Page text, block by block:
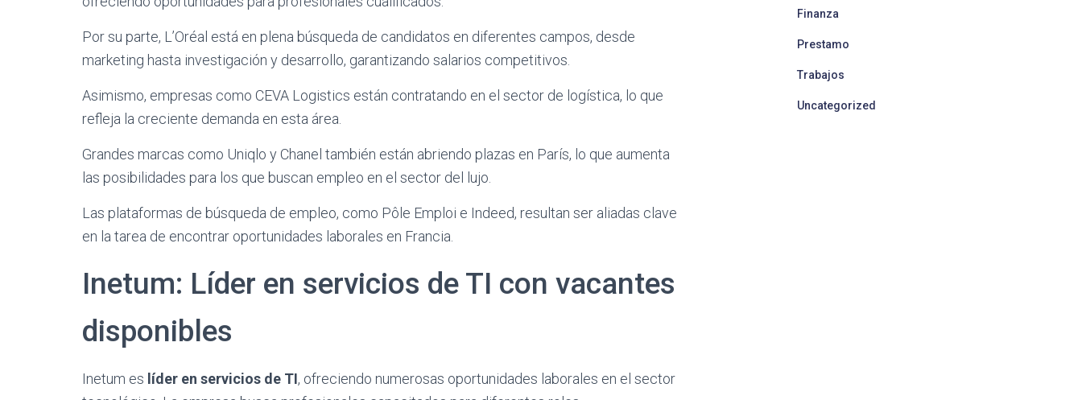
Por su parte, L’Oréal está en plena búsqueda de candidatos en diferentes campos, desde
marketing hasta investigación y desarrollo, garantizando salarios competitivos.
Asimismo, empresas como CEVA Logistics están contratando en el sector de logística, lo que
refleja la creciente demanda en esta área.
Grandes marcas como Uniqlo y Chanel también están abriendo plazas en París, lo que aumenta
las posibilidades para los que buscan empleo en el sector del lujo.
Las plataformas de búsqueda de empleo, como Pôle Emploi e Indeed, resultan ser aliadas clave
en la tarea de encontrar oportunidades laborales en Francia.
Inetum: Líder en servicios de TI con vacantes
disponibles
Inetum es líder en servicios de TI, ofreciendo numerosas oportunidades laborales en el sector
Finanza
Prestamo
Trabajos
Uncategorized